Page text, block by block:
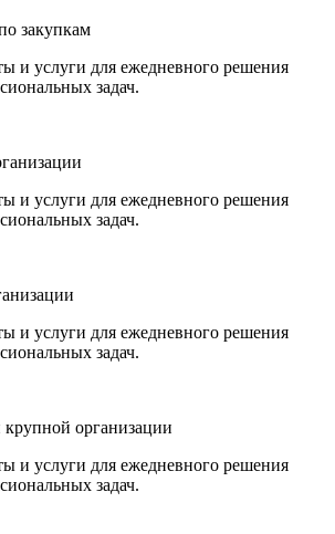
закупкам
и услуги для ежедневного решения
задач.
и услуги для ежедневного решения
задач.
и услуги для ежедневного решения
задач.
крупной организации
и услуги для ежедневного решения
задач.